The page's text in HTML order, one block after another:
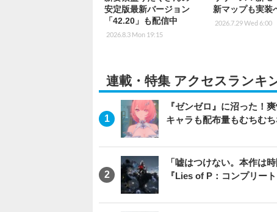
安定版最新バージョン
「42.20」も配信中
2026.8.3 Mon 19:15
新マップも実装
2026.7.29 Wed 6:00
連載・特集 アクセスランキ
『ゼンゼロ』に沼った！
キャラも配布量もむちむ
「嘘はつけない。本作は
『Lies of P：コンプリー